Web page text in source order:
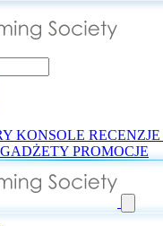
KONSOLE RECENZJE
GADŻETY PROMOCJE